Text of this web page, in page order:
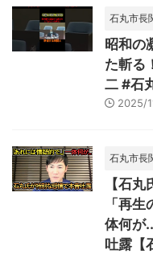
石丸市長
昭和の
た斬る
二 #石
2025/
石丸市長
【石
「再
体何が
吐露【